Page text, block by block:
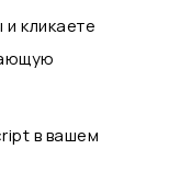
кликаете
в вашем